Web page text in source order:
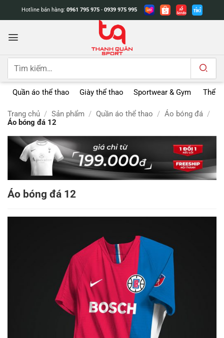
dung
Hotline bán hàng: 0961 795 975 - 0939 975 995
Tìm
Quần áo thể thao Giày thể thao Sportwear & Gym Thể
Trang chủ / Sản phẩm / Quần áo thể thao / Áo bóng đá /
Áo bóng đá 12
Áo bóng đá 12